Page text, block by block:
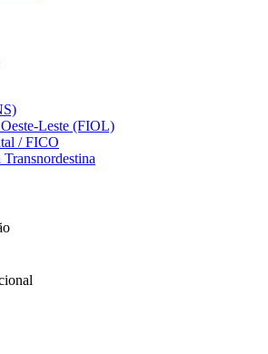
Leste (FIOL)
/ FICO